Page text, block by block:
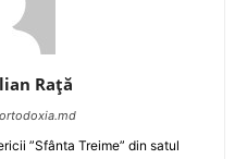
Raţă
”Sfânta Treime” din satul